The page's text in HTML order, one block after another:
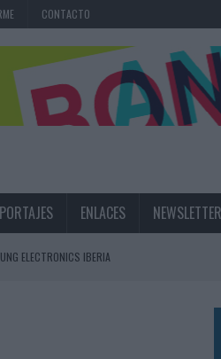
CONTACTO
ENLACES NEWSLETTER
ELECTRONICS IBERIA